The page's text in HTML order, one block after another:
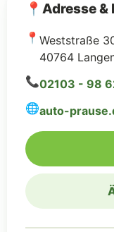
📍 Adresse &
📍 Weststraße
40764
📞02103 - 98
🌐auto-